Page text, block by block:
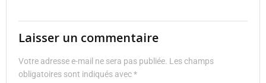
Laisser un commentaire
Votre adresse e-mail ne sera pas publiée. Les champs
obligatoires sont indiqués avec*